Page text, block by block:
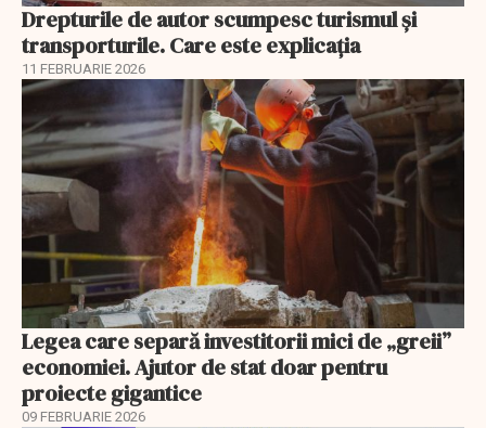
Drepturile de autor scumpesc turismul și
transporturile. Care este explicația
11 FEBRUARIE 2026
Legea care separă investitorii mici de „greii”
economiei. Ajutor de stat doar pentru
proiecte gigantice
09 FEBRUARIE 2026